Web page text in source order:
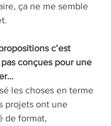
ça ne me semble
c’est
conçues pour une
les choses en terme
projets ont une
de format,